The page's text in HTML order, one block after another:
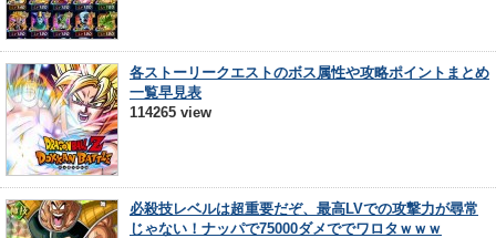
各ストーリークエストのボス属性や攻略ポイントまとめ
一覧早見表
114265 view
必殺技レベルは超重要だぞ、最高LVでの攻撃力が尋常
じゃない！ナッパで75000ダメででワロタｗｗｗ